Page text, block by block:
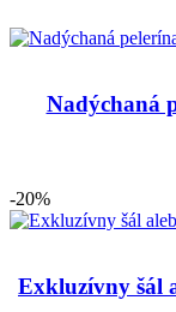
Nadýchaná
-20%
Exkluzívny šál